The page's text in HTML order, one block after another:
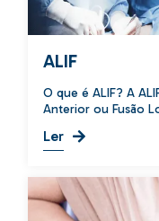
ALIF
O que é ALIF? A
Anterior ou Fusão
Ler